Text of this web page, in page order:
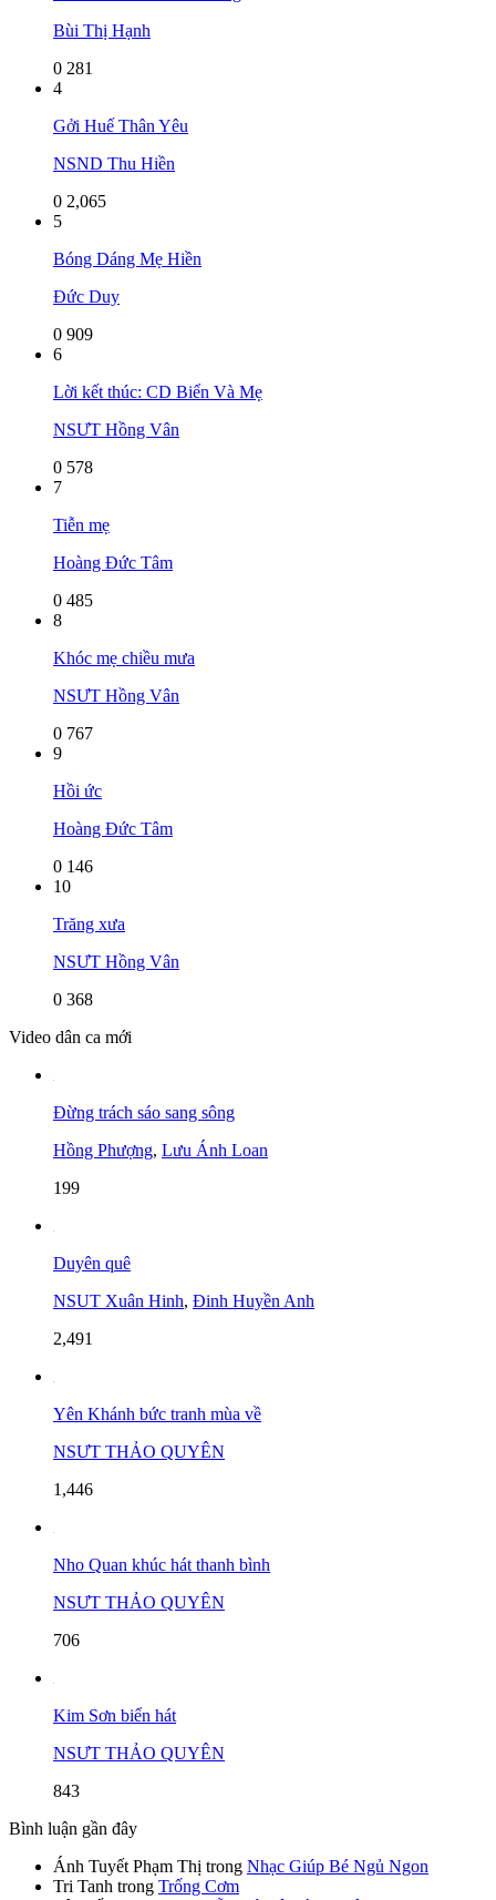
Bùi Thị Hạnh
0 281
4
Gởi Huế Thân Yêu
NSND Thu Hiền
0 2,065
5
Bóng Dáng Mẹ Hiền
Đức Duy
0 909
6
Lời kết thúc: CD Biển Và Mẹ
NSƯT Hồng Vân
0 578
7
Tiễn mẹ
Hoàng Đức Tâm
0 485
8
Khóc mẹ chiều mưa
NSƯT Hồng Vân
0 767
9
Hồi ức
Hoàng Đức Tâm
0 146
10
Trăng xưa
NSƯT Hồng Vân
0 368
Video dân ca mới
Đừng trách sáo sang sông
Hồng Phượng, Lưu Ánh Loan
199
Duyên quê
NSUT Xuân Hinh, Đinh Huyền Anh
2,491
Yên Khánh bức tranh mùa về
NSƯT THẢO QUYÊN
1,446
Nho Quan khúc hát thanh bình
NSƯT THẢO QUYÊN
706
Kim Sơn biển hát
NSƯT THẢO QUYÊN
843
Bình luận gần đây
Ánh Tuyết Phạm Thị trong Nhạc Giúp Bé Ngủ Ngon
Tri Tanh trong Trống Cơm